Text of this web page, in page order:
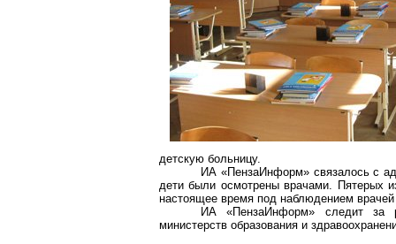
детскую больницу.
ИА «ПензаИнформ» связалось с
дети были осмотрены врачами. Пятерых
настоящее время под наблюдением
ИА «ПензаИнформ» следит за
министерств образования и